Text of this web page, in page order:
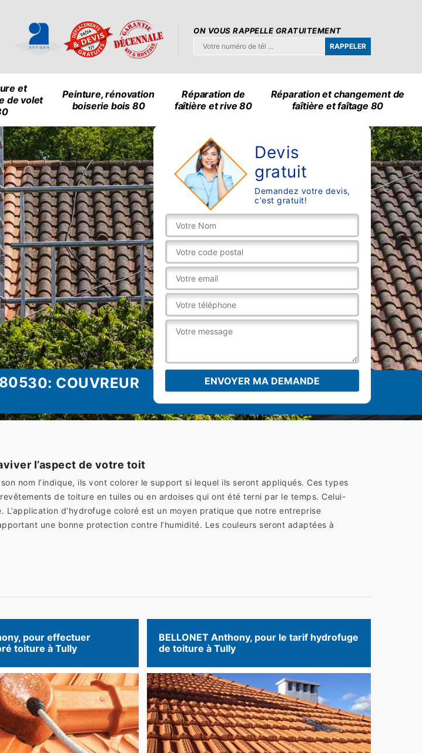
ON VOUS RAPPELLE GRATUITEMENT
et
de volet
Peinture, rénovation
boiserie bois 80
Réparation de
faîtière et rive 80
Réparation et changement de
faîtière et faîtage 80
Devis
gratuit
Demandez votre devis,
c'est gratuit!
COUVREUR
l’aspect de votre toit
nom l’indique, ils vont colorer le support si lequel ils seront appliqués. Ces types
de toiture en tuiles ou en ardoises qui ont été terni par le temps. Celui-
d’hydrofuge coloré est un moyen pratique que notre entreprise
une bonne protection contre l’humidité. Les couleurs seront adaptées à
pour effectuer
toiture à Tully
BELLONET Anthony, pour le tarif hydrofuge
de toiture à Tully